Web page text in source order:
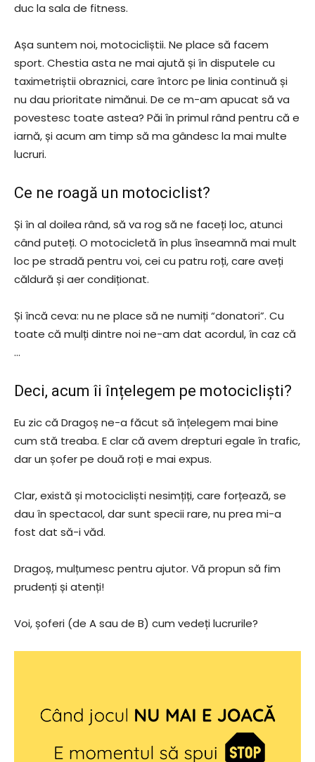
duc la sala de fitness.
Așa suntem noi, motocicliștii. Ne place să facem
sport. Chestia asta ne mai ajută și în disputele cu
taximetriștii obraznici, care întorc pe linia continuă și
nu dau prioritate nimănui. De ce m-am apucat să va
povestesc toate astea? Păi în primul rând pentru că e
iarnă, și acum am timp să ma gândesc la mai multe
lucruri.
Ce ne roagă un motociclist?
Și în al doilea rând, să va rog să ne faceți loc, atunci
când puteți. O motocicletă în plus înseamnă mai mult
loc pe stradă pentru voi, cei cu patru roți, care aveți
căldură și aer condiționat.
Și încă ceva: nu ne place să ne numiți “donatori”. Cu
toate că mulți dintre noi ne-am dat acordul, în caz că
…
Deci, acum îi înțelegem pe motocicliști?
Eu zic că Dragoș ne-a făcut să înțelegem mai bine
cum stă treaba. E clar că avem drepturi egale în trafic,
dar un șofer pe două roți e mai expus.
Clar, există și motocicliști nesimțiți, care forțează, se
dau în spectacol, dar sunt specii rare, nu prea mi-a
fost dat să-i văd.
Dragoș, mulțumesc pentru ajutor. Vă propun să fim
prudenți și atenți!
Voi, șoferi (de A sau de B) cum vedeți lucrurile?